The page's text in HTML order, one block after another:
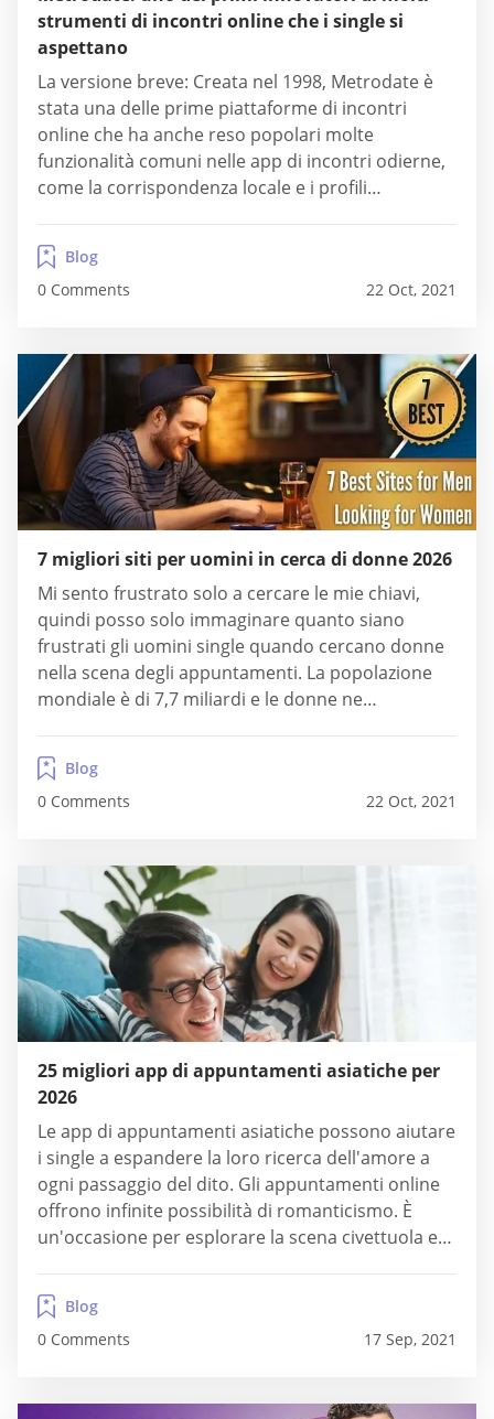
strumenti di incontri online che i single si
aspettano
La versione breve: Creata nel 1998, Metrodate è
stata una delle prime piattaforme di incontri
online che ha anche reso popolari molte
funzionalità comuni nelle app di incontri odierne,
come la corrispondenza locale e i profili
personalizzata del sito web a seconda della loro
posizione e ristoranti e attività commerciali in
quelle città possono...
Blog
0 Comments
22 Oct, 2021
7 migliori siti per uomini in cerca di donne 2026
Mi sento frustrato solo a cercare le mie chiavi,
quindi posso solo immaginare quanto siano
frustrati gli uomini single quando cercano donne
nella scena degli appuntamenti. La popolazione
mondiale è di 7,7 miliardi e le donne ne
single. Non tutti vivono vicino a te. E non tutti
sono il tuo tipo. Cercare...
Blog
0 Comments
22 Oct, 2021
25 migliori app di appuntamenti asiatiche per
2026
Le app di appuntamenti asiatiche possono aiutare
i single a espandere la loro ricerca dell'amore a
ogni passaggio del dito. Gli appuntamenti online
offrono infinite possibilità di romanticismo. È
un'occasione per esplorare la scena civettuola e
perfettamente da dove vieni. Le app di
scorrimento intelligente utilizzano la tecnologia
per migliorare le probabilità di una persona...
Blog
0 Comments
17 Sep, 2021